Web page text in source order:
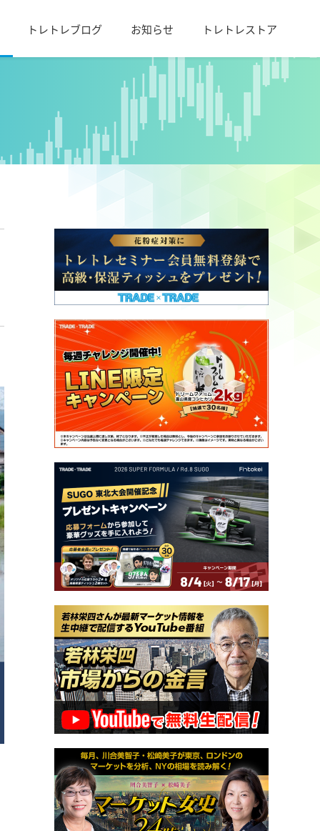
トレトレブログ お知らせ トレトレストア